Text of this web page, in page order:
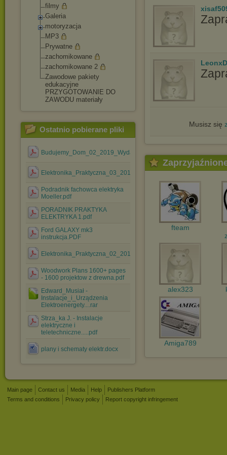
filmy
Galeria
motoryzacja
MP3
Prywatne
zachomikowane
zachomikowane 2
Zawodowe pakiety
edukacyjne
PRZYGOTOWANIE DO
ZAWODU materiały
Ostatnio pobierane pliki
Budujemy_Dom_02_2019_Wydanie_Specjalne.pdf
Elektronika_Praktyczna_03_2018.pdf
Podradnik fachowca elektryka
Moeller.pdf
PORADNIK PRAKTYKA
ELEKTRYKA 1.pdf
Ford GALAXY mk3
instrukcja.PDF
Elektronika_Praktyczna_02_2018.pdf
Woodwork Plans 1600+ pages
- 1600 projektow z drewna.pdf
Edward_Musiał -
Instalacje_i_Urządzenia
Elektroenergety....rar
Strza_ka J. - Instalacje
elektryczne i
teletechniczne.....pdf
plany i schematy elektr.docx
Musisz się
fteam
alex323
Amiga789
Main page Contact us Media Help
Publishers Platform
Terms and conditions
Privacy policy Report copyright infringement